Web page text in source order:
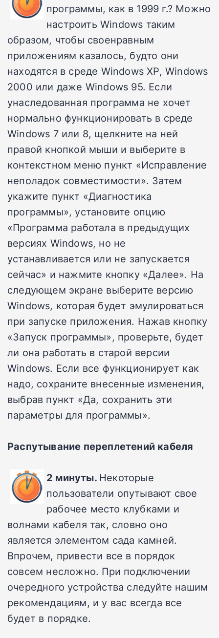
программы, как в 1999 г.? Можно
настроить Windows таким
образом, чтобы своенравным
приложениям казалось, будто они
находятся в среде Windows XP, Windows
2000 или даже Windows 95. Если
унаследованная программа не хочет
нормально функционировать в среде
Windows 7 или 8, щелкните на ней
правой кнопкой мыши и выберите в
контекстном меню пункт «Исправление
неполадок совместимости». Затем
укажите пункт «Диагностика
программы», установите опцию
«Программа работала в предыдущих
версиях Windows, но не
устанавливается или не запускается
сейчас» и нажмите кнопку «Далее». На
следующем экране выберите версию
Windows, которая будет эмулироваться
при запуске приложения. Нажав кнопку
«Запуск программы», проверьте, будет
ли она работать в старой версии
Windows. Если все функционирует как
надо, сохраните внесенные изменения,
выбрав пункт «Да, сохранить эти
параметры для программы».
Распутывание переплетений кабеля
2 минуты. Некоторые
пользователи опутывают свое
рабочее место клубками и
волнами кабеля так, словно оно
является элементом сада камней.
Впрочем, привести все в порядок
совсем несложно. При подключении
очередного устройства следуйте нашим
рекомендациям, и у вас всегда все
будет в порядке.